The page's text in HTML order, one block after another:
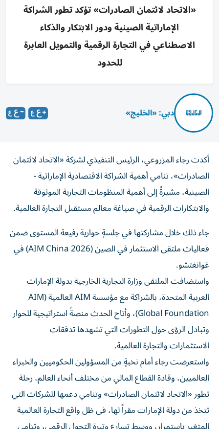
«الاتحاد لائتمان الصادرات» تؤكد تطور الشراكة
الإماراتية الصينية ودور الابتكار والذكاء
الاصطناعي في التجارة الرقمية والتمويل العابرة
للحدود
دبي: «الخليج»
أكدت رجاء المزروعي، الرئيس التنفيذي لشركة «الاتحاد لائتمان
الصادرات»، تنامي أهمية الشراكة الاقتصادية الإماراتية -
الصينية، مشيرةً إلى أهمية المنظومات التجارية الموثوقة
والابتكارات الرقمية في صياغة معالم مستقبل التجارة العالمية.
جاء ذلك خلال مشاركتها في جلسةٍ حوارية رفيعة المستوى ضمن
فعاليات ملتقى الاستثمار في الصين (AIM China 2026) في
غوانغتشو.
واستضافت الملتقى وزارة التجارية الخارجية بدولة الإمارات
العربية المتحدة، بالشراكة مع مؤسسة AIM العالمية (AIM
Global Foundation)، وأتاح الحدث منصةً استراتيجية للحوار
وتبادل الرؤى حول التطورات التي تشهدها تدفقات
الاستثمارات والتجارة العالمية.
واستعرضت رجاء أمام نخبةٍ من المسؤولين الحكوميين والخبراء
العالميين، وقادة القطاع المالي من مختلف أنحاء العالم، رحلة
تطور «الاتحاد لائتمان الصادرات» وتنامي دعمها للشركات التي
تتخذ من دولة الإمارات مقراً لها، في ظل واقع التجارة العالمية